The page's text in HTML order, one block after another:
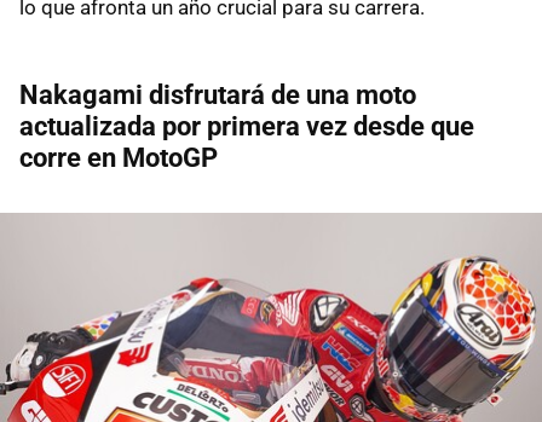
lo que afronta un año crucial para su carrera.
Nakagami disfrutará de una moto
actualizada por primera vez desde que
corre en MotoGP